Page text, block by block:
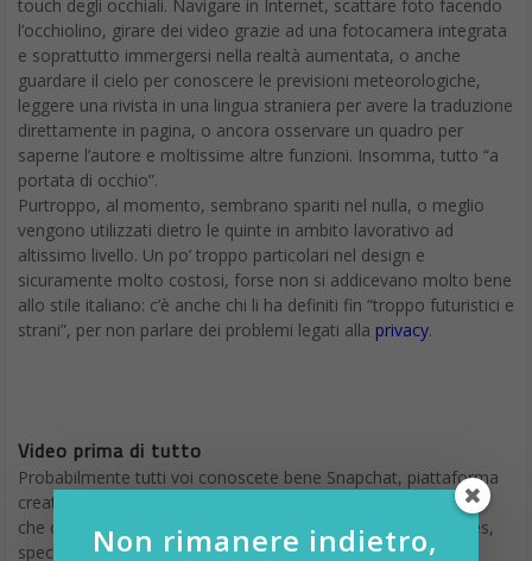
touch degli occhiali. Navigare in Internet, scattare foto facendo
l’occhiolino, girare dei video grazie ad una fotocamera integrata
e soprattutto immergersi nella realtà aumentata, o anche
guardare il cielo per conoscere le previsioni meteorologiche,
leggere una rivista in una lingua straniera per avere la traduzione
direttamente in pagina, o ancora osservare un quadro per
saperne l’autore e moltissime altre funzioni. Insomma, tutto “a
portata di occhio”.
Purtroppo, al momento, sembrano spariti nel nulla, o meglio
vengono utilizzati dietro le quinte in ambito lavorativo ad
altissimo livello. Un po’ troppo particolari nel design e
sicuramente molto costosi, forse non si addicevano molto bene
allo stile italiano: c’è anche chi li ha definiti fin “troppo futuristici e
strani”, per non parlare dei problemi legati alla privacy.
Video prima di tutto
Probabilmente tutti voi conoscete bene Snapchat, piattaforma
creata da una società californiana che per contrastare coloro
che cercavano di imitare la propria idea, ha creato Spectacles,
speciali occhiali da sole in grado di catturare video da
Non rimanere indietro,